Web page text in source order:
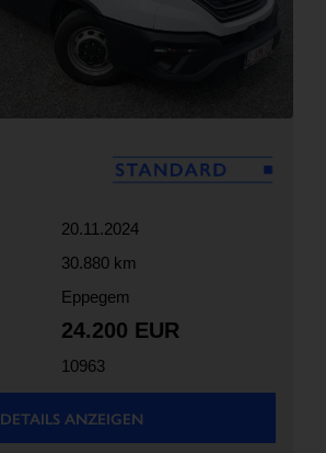
20.11.2024
30.880 km
Eppegem
24.200 EUR
10963
DETAILS ANZEIGEN